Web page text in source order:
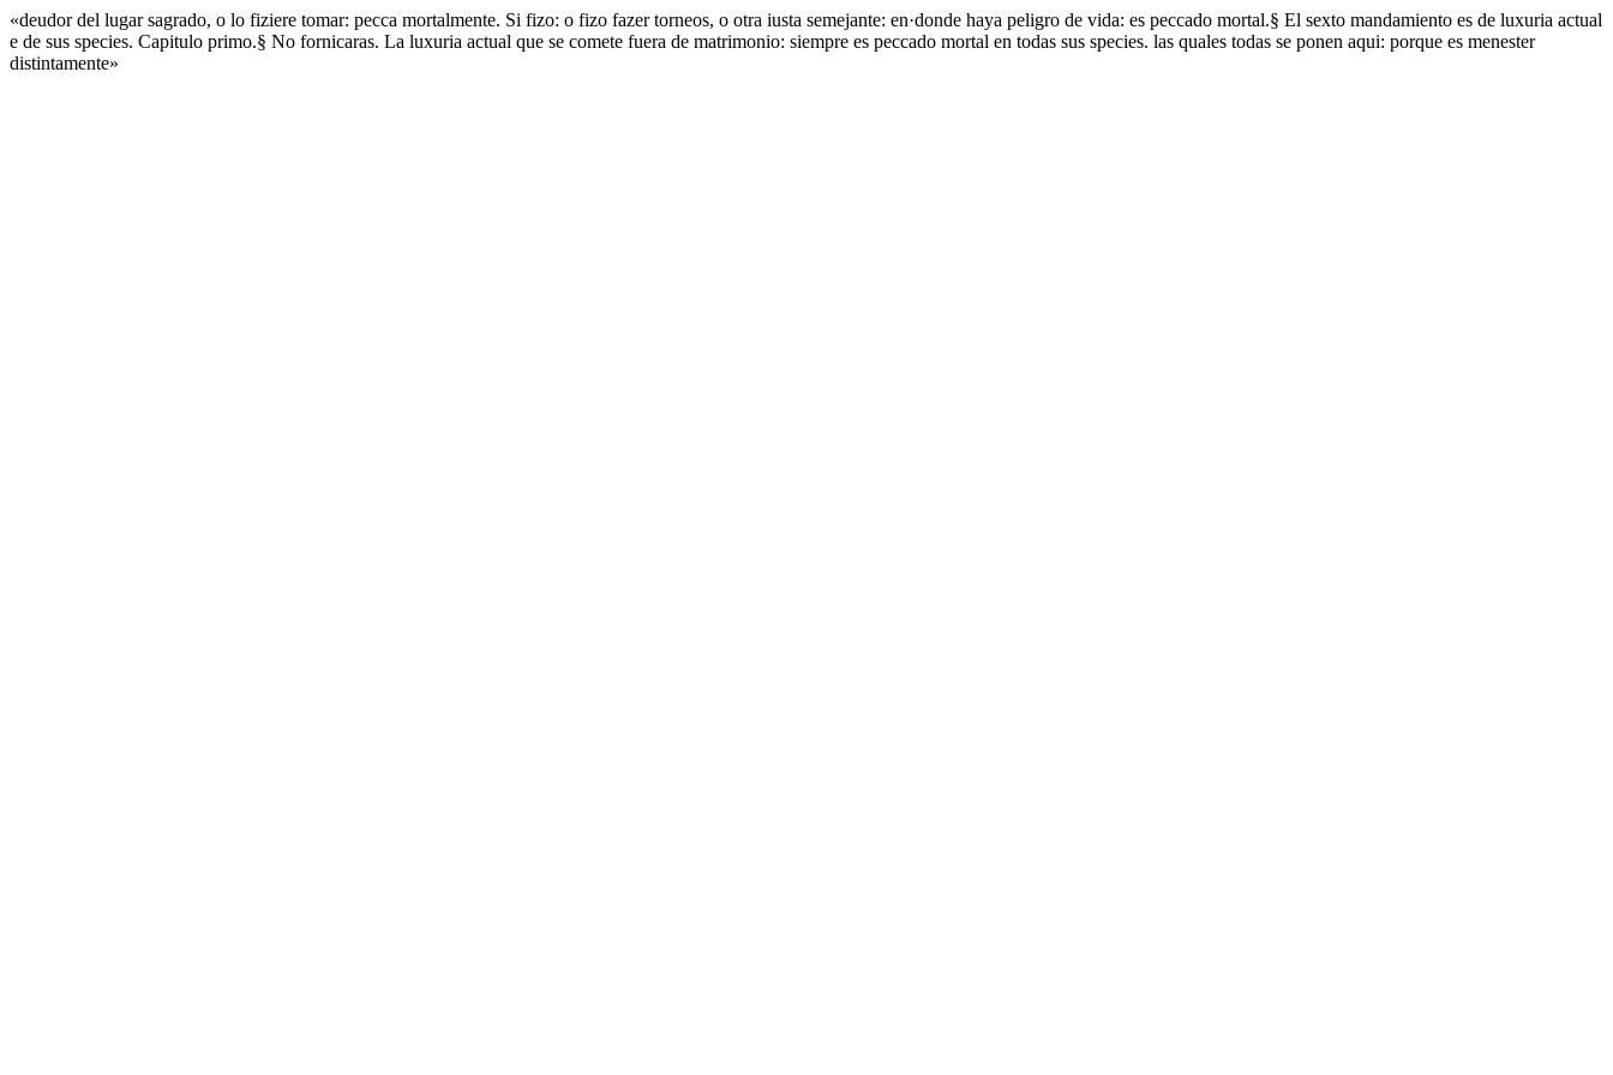
«deudor del lugar sagrado, o lo fiziere tomar: pecca mortalmente. Si fizo: o fizo fazer torneos, o otra iusta semejante: en·donde haya peligro de vida: es peccado mortal.§ El sexto mandamiento es de luxuria actual
e de sus species. Capitulo primo.§ No fornicaras. La luxuria actual que se comete fuera de matrimonio: siempre es peccado mortal en todas sus species. las quales todas se ponen aqui: porque es menester
distintamente»